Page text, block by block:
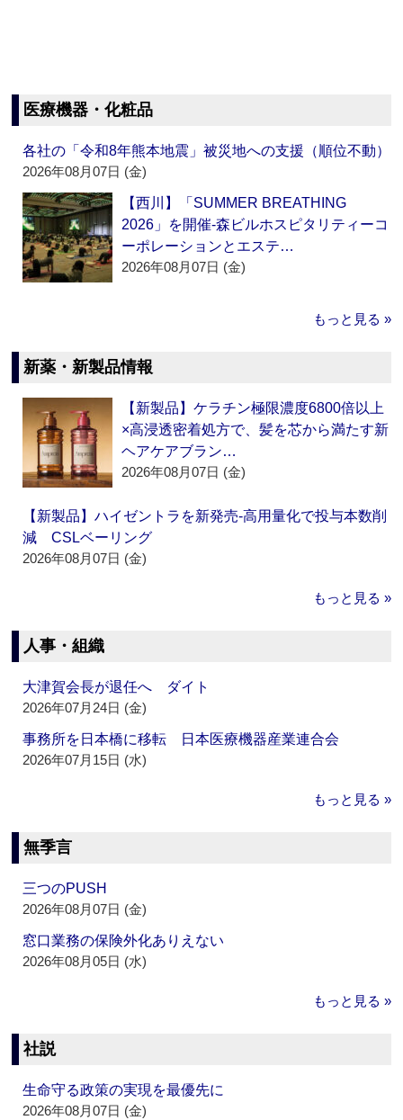
医療機器・化粧品
各社の「令和8年熊本地震」被災地への支援（順位不動）
2026年08月07日 (金)
【西川】「SUMMER BREATHING
2026」を開催‐森ビルホスピタリティーコ
ーポレーションとエステ…
2026年08月07日 (金)
もっと見る »
新薬・新製品情報
【新製品】ケラチン極限濃度6800倍以上
×高浸透密着処方で、髪を芯から満たす新
ヘアケアブラン…
2026年08月07日 (金)
【新製品】ハイゼントラを新発売‐高用量化で投与本数削
減 CSLベーリング
2026年08月07日 (金)
もっと見る »
人事・組織
大津賀会長が退任へ ダイト
2026年07月24日 (金)
事務所を日本橋に移転 日本医療機器産業連合会
2026年07月15日 (水)
もっと見る »
無季言
三つのPUSH
2026年08月07日 (金)
窓口業務の保険外化ありえない
2026年08月05日 (水)
もっと見る »
社説
生命守る政策の実現を最優先に
2026年08月07日 (金)